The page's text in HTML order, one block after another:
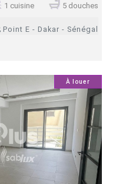
1 cuisine 5 douches
Point E - Dakar - Sénégal
À louer7